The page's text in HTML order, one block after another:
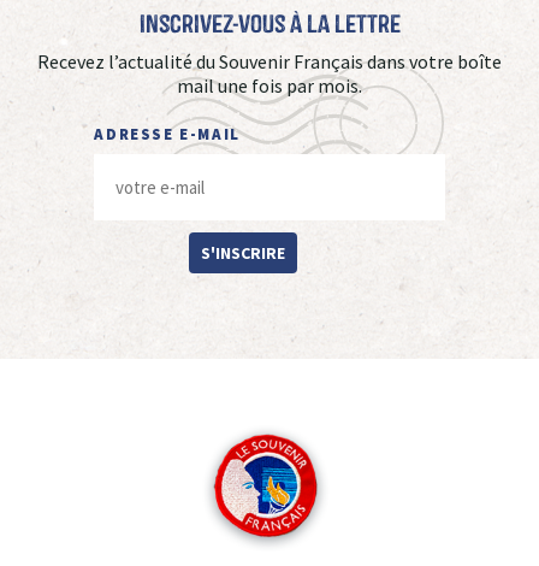
Inscrivez-vous à La Lettre
Recevez l’actualité du Souvenir Français dans votre boîte
mail une fois par mois.
ADRESSE E-MAIL
S'INSCRIRE